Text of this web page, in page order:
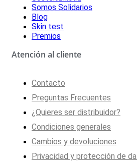
Somos Solidarios
Blog
Skin test
Premios
Atención al cliente
Contacto
Preguntas Frecuentes
¿Quieres ser distribuidor?
Condiciones generales
Cambios y devoluciones
Privacidad y protección de